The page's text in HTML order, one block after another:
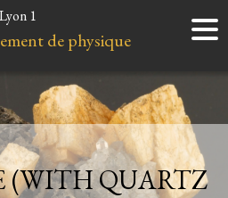
Accueil
Instruments
Minéraux
Liens et ressources
1
de physique
(WITH QUARTZ